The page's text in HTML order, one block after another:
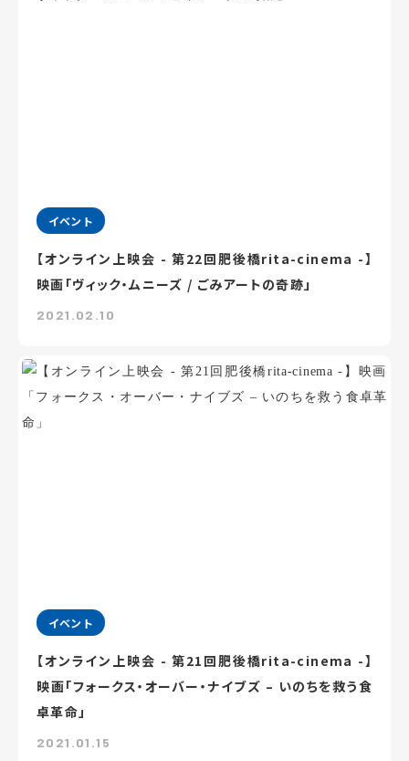
イベント
【オンライン上映会 - 第22回肥後橋rita-cinema -】
映画「ヴィック・ムニーズ / ごみアートの奇跡」
2021.02.10
イベント
【オンライン上映会 - 第21回肥後橋rita-cinema -】
映画「フォークス・オーバー・ナイブズ – いのちを救う食
卓革命」
2021.01.15